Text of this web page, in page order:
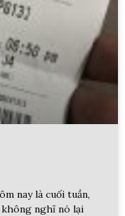
nay là cuối tuần,
nghĩ nó lại